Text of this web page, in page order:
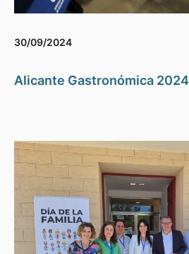
30/09/2024
Alicante Gastronómica 2024